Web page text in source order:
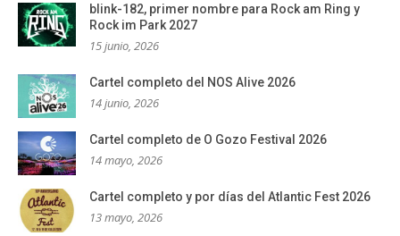
blink-182, primer nombre para Rock am Ring y
Rock im Park 2027
15 junio, 2026
Cartel completo del NOS Alive 2026
14 junio, 2026
Cartel completo de O Gozo Festival 2026
14 mayo, 2026
Cartel completo y por días del Atlantic Fest 2026
13 mayo, 2026